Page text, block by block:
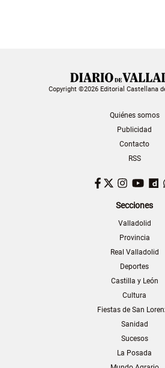
Copyright ©2026 Editorial Castellana
Quiénes somos
Publicidad
Contacto
RSS
Facebook
Twitter
Secciones
Valladolid
Provincia
Real Valladolid
Deportes
Castilla y León
Cultura
Fiestas de San
Sanidad
Sucesos
La Posada